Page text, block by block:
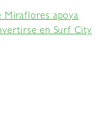
Miraflores apoya
en Surf City